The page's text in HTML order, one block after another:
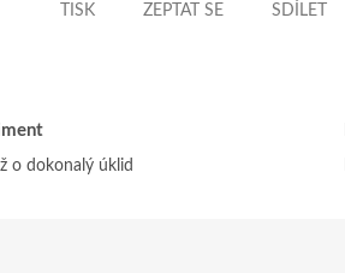
TISK ZEPTAT SE SDÍLET
o dokonalý úklid